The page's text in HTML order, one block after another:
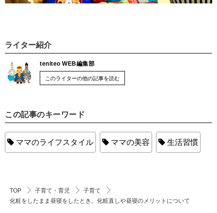
ライター紹介
teniteo WEB編集部
このライターの他の記事を読む
この記事のキーワード
ママのライフスタイル ママの美容 生活習慣
TOP 子育て・育児
子育て
化粧をしたまま昼寝をしたとき。化粧直しや昼寝のメリットについて